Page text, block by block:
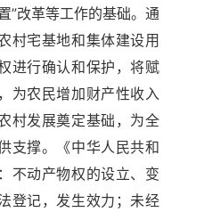
”改革等工作的基础。通
村宅基地和集体建设用
进行确认和保护，将赋
为农民增加财产性收入
村发展奠定基础，为全
支撑。《中华人民共和
不动产物权的设立、变
登记，发生效力；未经